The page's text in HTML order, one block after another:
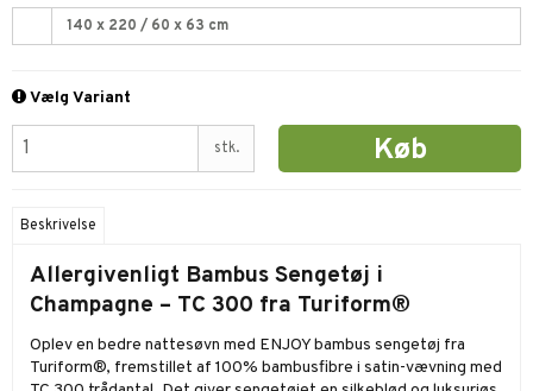
140 x 220 / 60 x 63 cm
Vælg Variant
stk. Køb
Beskrivelse
Allergivenligt Bambus Sengetøj i
Champagne – TC 300 fra Turiform®
Oplev en bedre nattesøvn med ENJOY bambus sengetøj fra
Turiform®, fremstillet af 100% bambusfibre i satin-vævning med